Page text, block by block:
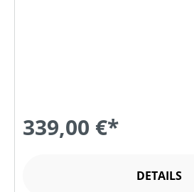
339,00 €*
DETAILS